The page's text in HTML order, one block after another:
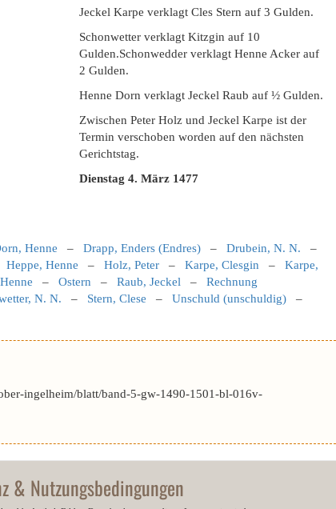
Jeckel Karpe verklagt Cles Stern auf 3 Gulden.
Schonwetter verklagt Kitzgin auf 10
Gulden.Schonwedder verklagt Henne Acker auf
2 Gulden.
Henne Dorn verklagt Jeckel Raub auf ½ Gulden.
Zwischen Peter Holz und Jeckel Karpe ist der
Termin verschoben worden auf den nächsten
Gerichtstag.
Dienstag 4. März 1477
Henne – Drapp, Enders (Endres) – Drubein, N. N. –
Heppe, Henne – Holz, Peter – Karpe, Clesgin – Karpe,
– Ostern – Raub, Jeckel – Rechnung
N. N. – Stern, Clese – Unschuld (unschuldig) –
ingelheim/blatt/band-5-gw-1490-1501-bl-016v-
& Nutzungsbedingungen